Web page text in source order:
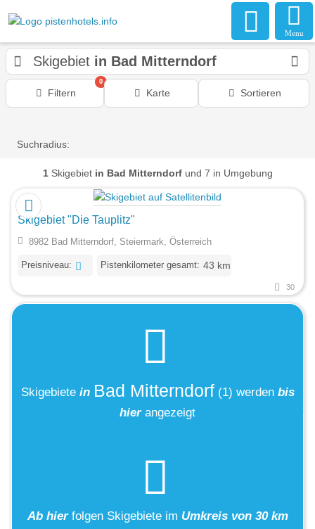
Menu
Skigebiet in Bad Mitterndorf
Filtern
0
Karte Sortieren
Suchradius:
1Skigebiet in Bad Mitterndorfund 7 in Umgebung
Skigebiet "Die Tauplitz"
8982 Bad Mitterndorf, Steiermark, Österreich
Preisniveau: Pistenkilometer gesamt: 43 km
30
Skigebiete in Bad Mitterndorf (1) werden bis
hierangezeigt
Ab hier folgen Skigebieteim Umkreis von 30 km